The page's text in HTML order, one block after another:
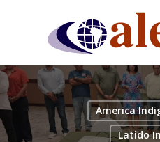
content
America
Latido